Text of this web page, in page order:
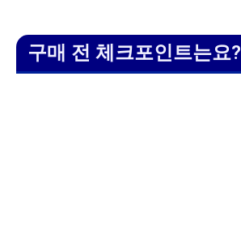
구매 전 체크포인트는요?